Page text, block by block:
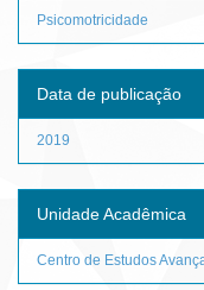
Psicomotricidade
Data de publicação
2019
Unidade Acadêmica
Centro de Estudos